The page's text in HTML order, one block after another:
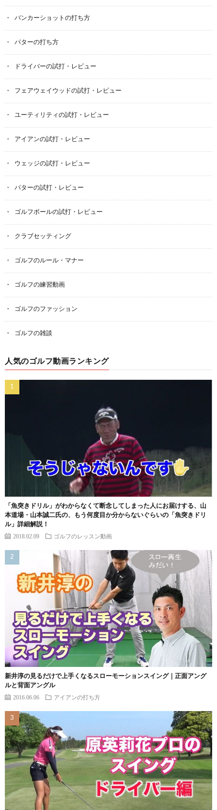
バンカーショットの打ち方
パターの打ち方
ドライバーの試打・レビュー
フェアウェイウッドの試打・レビュー
ユーティリティの試打・レビュー
アイアンの試打・レビュー
ウェッジの試打・レビュー
パターの試打・レビュー
ゴルフボールの試打・レビュー
クラブセッティング
ゴルフのルール・マナー
ゴルフの練習動画
ゴルフのファッション
ゴルフの雑談
人気のゴルフ動画ランキング
「魚突きドリル」がわからなくて断念してしまった人にお届けする、山
本道場・山本誠二氏の、もう何度目か分からないぐらいの「魚突きドリ
ル」詳細解説！
2018.02.09 ゴルフのレッスン動画
新井淳の見るだけで上手くなるスローモーションスイング｜正面アング
ルと背面アングル
2016.06.06 アイアンの打ち方